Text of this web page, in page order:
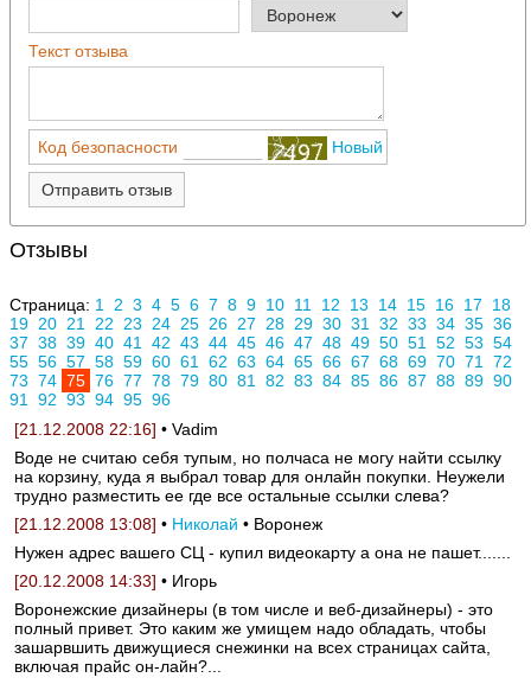
Текст отзыва
Код безопасности Новый
Отправить отзыв
Отзывы
Страница: 1 2 3 4 5 6 7 8 9 10 11 12 13 14 15 16 17
18
19 20 21 22 23 24 25 26 27 28 29 30 31 32 33 34 35 36
37 38 39 40 41 42 43 44 45 46 47 48 49 50 51 52 53 54
55 56 57 58 59 60 61 62 63 64 65 66 67 68 69 70 71
72
73 74 75 76 77 78 79 80 81 82 83 84 85 86 87 88 89 90
91
92 93 94 95 96
[21.12.2008 22:16] • Vadim
Воде не считаю себя тупым, но полчаса не могу найти ссылку
на корзину, куда я выбрал товар для онлайн покупки. Неужели
трудно разместить ее где все остальные ссылки слева?
[21.12.2008 13:08] • Николай • Воронеж
Нужен адрес вашего СЦ - купил видеокарту а она не пашет.......
[20.12.2008 14:33] • Игорь
Воронежские дизайнеры (в том числе и веб-дизайнеры) - это
полный привет. Это каким же умищем надо обладать, чтобы
зашарвшить движущиеся снежинки на всех страницах сайта,
включая прайс он-лайн?...